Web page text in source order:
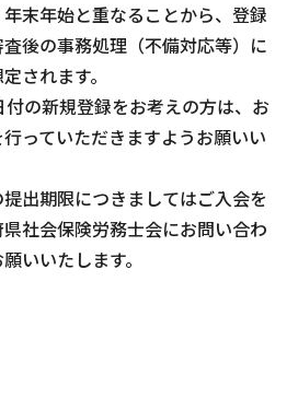
末年始と重なることから、登録
後の事務処理（不備対応等）に
されます。
の新規登録をお考えの方は、お
っていただきますようお願いい
出期限につきましてはご入会を
社会保険労務士会にお問い合わ
いいたします。